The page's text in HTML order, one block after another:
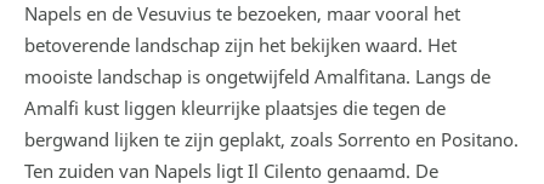
Napels en de Vesuvius te bezoeken, maar vooral het
betoverende landschap zijn het bekijken waard. Het
mooiste landschap is ongetwijfeld Amalfitana. Langs de
Amalfi kust liggen kleurrijke plaatsjes die tegen de
bergwand lijken te zijn geplakt, zoals Sorrento en Positano.
Ten zuiden van Napels ligt Il Cilento genaamd. De